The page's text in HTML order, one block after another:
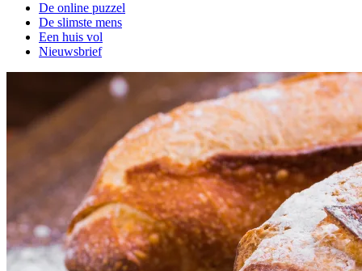
De online puzzel
De slimste mens
Een huis vol
Nieuwsbrief